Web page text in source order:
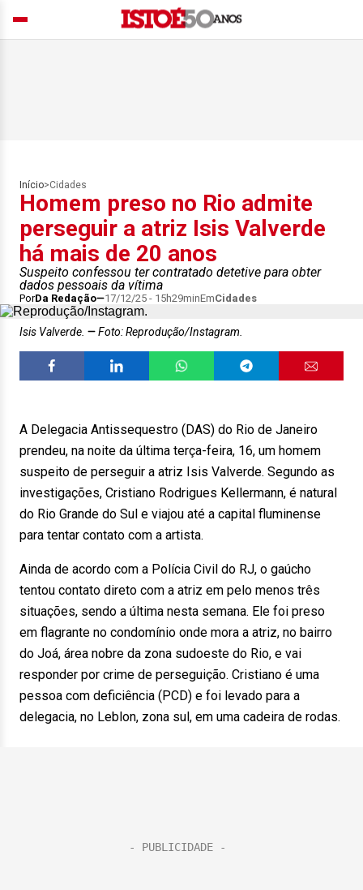
Início>Cidades
Homem preso no Rio admite
perseguir a atriz Isis Valverde
há mais de 20 anos
Suspeito confessou ter contratado detetive para obter
dados pessoais da vítima
PorDa Redação 17/12/25 - 15h29minEmCidades
Isis Valverde. Foto: Reprodução/Instagram.
A Delegacia Antissequestro (DAS) do Rio de Janeiro
prendeu, na noite da última terça-feira, 16, um homem
suspeito de perseguir a atriz Isis Valverde. Segundo as
investigações, Cristiano Rodrigues Kellermann, é natural
do Rio Grande do Sul e viajou até a capital fluminense
para tentar contato com a artista.
Ainda de acordo com a Polícia Civil do RJ, o gaúcho
tentou contato direto com a atriz em pelo menos três
situações, sendo a última nesta semana. Ele foi preso
em flagrante no condomínio onde mora a atriz, no bairro
do Joá, área nobre da zona sudoeste do Rio, e vai
responder por crime de perseguição. Cristiano é uma
pessoa com deficiência (PCD) e foi levado para a
delegacia, no Leblon, zona sul, em uma cadeira de rodas.